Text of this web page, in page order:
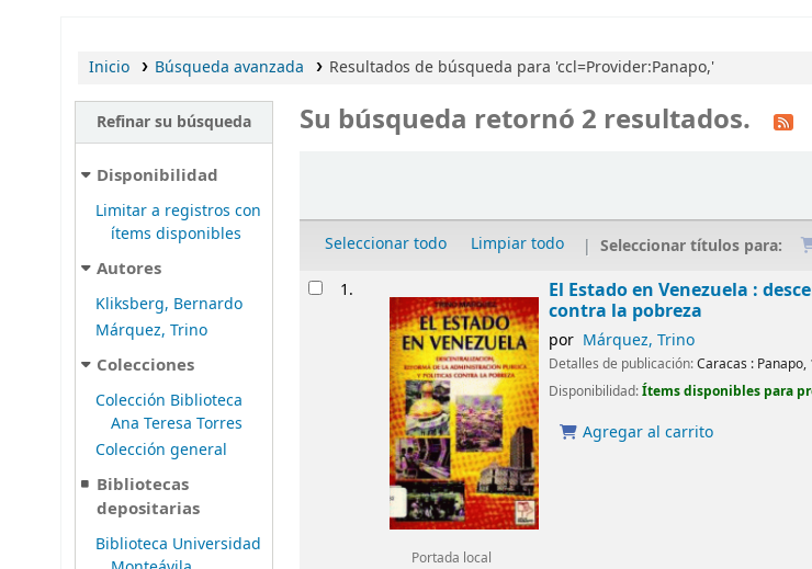
Inicio Búsqueda avanzada Resultados de búsqueda para 'ccl=Provider:Panapo,'
Refinar su búsqueda
Disponibilidad
Limitar a registros con
ítems disponibles
Autores
Kliksberg, Bernardo
Márquez, Trino
Colecciones
Colección Biblioteca
Ana Teresa Torres
Colección general
Bibliotecas
depositarias
Biblioteca Universidad
Su búsqueda retornó 2 resultados.
Seleccionar todo Limpiar todo Seleccionar títulos para:
Resultados
1.
Portada local
El Estado en Venezuela :
contra la pobreza
por Márquez, Trino
Detalles de publicación:Caracas : Panapo,
Disponibilidad:Ítems disponibles para
Agregar al carrito